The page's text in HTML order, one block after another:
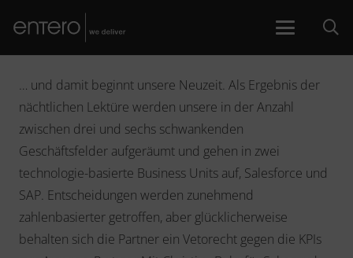
… und damit beginnt unsere Neuzeit. Als Ergebnis der
nächtlichen Lektüre werden unsere in der Anzahl
zwischen drei und sechs schwankenden
Geschäftsfelder aufgeräumt und gehen in zwei
technologie-basierte Business Units auf, Salesforce und
SAP. Entscheidungen werden zunehmend
zahlenbasierter getroffen, aber glücklicherweise
behalten sich die Partner ein Vetorecht gegen die KPIs